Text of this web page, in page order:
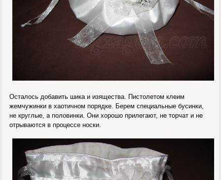
Осталось добавить шика и изящества. Пистолетом клеим
жемчужинки в хаотичном порядке. Берем специальные бусинки,
не круглые, а половинки. Они хорошо прилегают, не торчат и не
отрываются в процессе носки.